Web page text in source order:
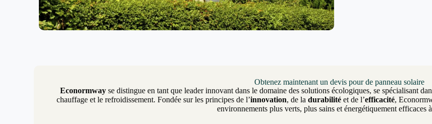
Obtenez maintenant un devis pour de panneau solaire
Econormwayse distingue en tant que leader innovant dans le domaine des solutions écologiques, se spécialisant
chauffage et le refroidissement. Fondée sur les principes de l’innovation, de la durabilitéet de l’efficacité,
environnements plus verts, plus sains et énergétiquement efficaces